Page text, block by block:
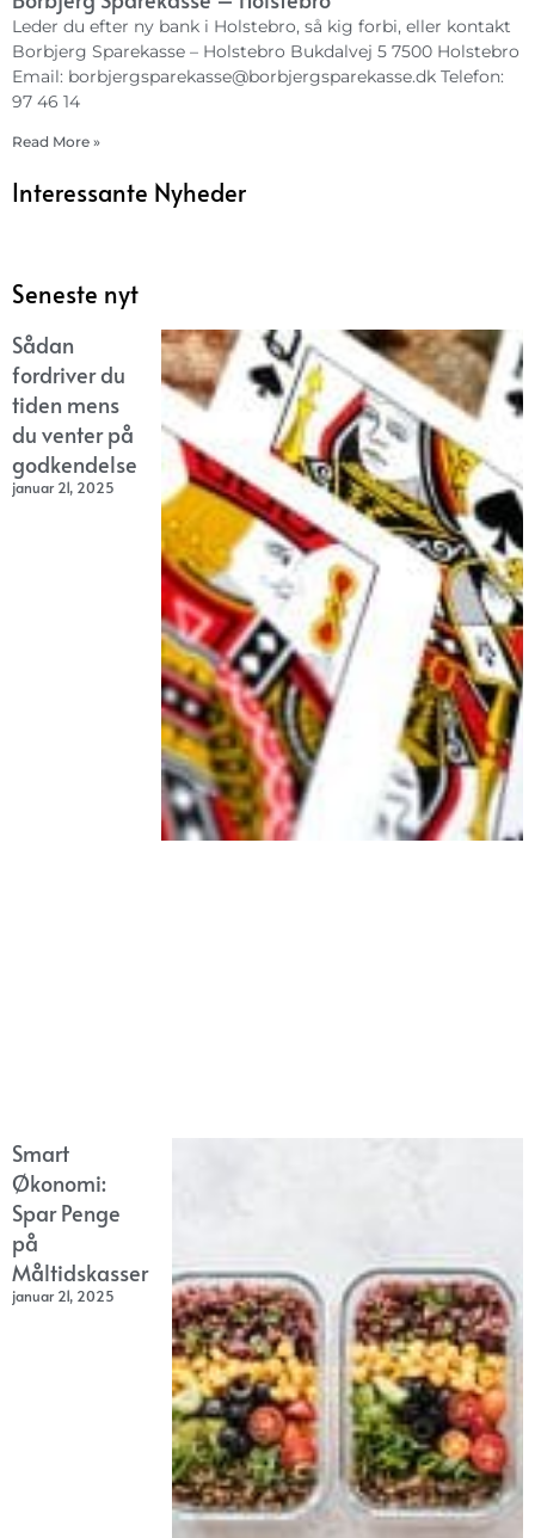
Leder du efter ny bank i Holstebro, så kig forbi, eller kontakt
Borbjerg Sparekasse – Holstebro Bukdalvej 5 7500 Holstebro
Email: borbjergsparekasse@borbjergsparekasse.dk Telefon:
97 46 14
Read More »
Interessante Nyheder
Seneste nyt
Sådan
fordriver du
tiden mens
du venter på
godkendelse
januar 21, 2025
Smart
Økonomi:
Spar Penge
på
Måltidskasser
januar 21, 2025